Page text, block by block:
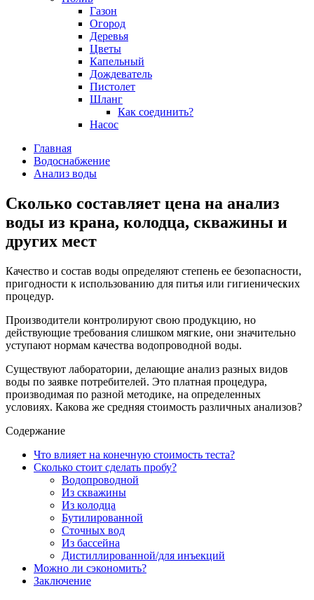
Газон
Огород
Деревья
Цветы
Капельный
Дождеватель
Пистолет
Шланг
Как соединить?
Насос
Главная
Водоснабжение
Анализ воды
Сколько составляет цена на анализ
воды из крана, колодца, скважины и
других мест
Качество и состав воды определяют степень ее безопасности,
пригодности к использованию для питья или гигиенических
процедур.
Производители контролируют свою продукцию, но
действующие требования слишком мягкие, они значительно
уступают нормам качества водопроводной воды.
Существуют лаборатории, делающие анализ разных видов
воды по заявке потребителей. Это платная процедура,
производимая по разной методике, на определенных
условиях. Какова же средняя стоимость различных анализов?
Содержание
Что влияет на конечную стоимость теста?
Сколько стоит сделать пробу?
Водопроводной
Из скважины
Из колодца
Бутилированной
Сточных вод
Из бассейна
Дистиллированной/для инъекций
Можно ли сэкономить?
Заключение